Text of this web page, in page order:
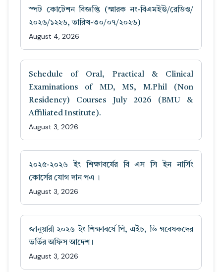
স্পট কোটেশন বিজ্ঞপ্তি (স্মারক নং-বিএমইউ/রেডিও/
২০২৬/১২২৬, তারিখ-৩০/০৭/২০২৬)
August 4, 2026
Schedule of Oral, Practical & Clinical
Examinations of MD, MS, M.Phil (Non
Residency) Courses July 2026 (BMU &
Affiliated Institute).
August 3, 2026
২০২৫-২০২৬ ইং শিক্ষাবর্ষের বি এস সি ইন নার্সিং
কোর্সের যোগ দান পএ ।
August 3, 2026
জানুয়ারী ২০২৬ ইং শিক্ষাবর্ষে পি, এইচ, ডি গবেষকদের
ভর্তির অফিস আদেশ।
August 3, 2026